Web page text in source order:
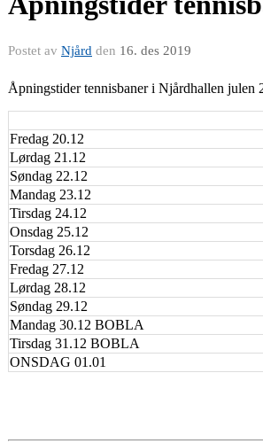
Postet av Njård den 16. des 2019
Åpningstider tennisbaner i Njårdhallen julen
Fredag 20.12
Lørdag 21.12
Søndag 22.12
Mandag 23.12
Tirsdag 24.12
Onsdag 25.12
Torsdag 26.12
Fredag 27.12
Lørdag 28.12
Søndag 29.12
Mandag 30.12 BOBLA
Tirsdag 31.12 BOBLA
ONSDAG 01.01